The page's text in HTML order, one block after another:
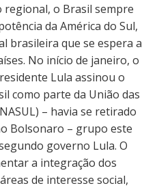
o Brasil sempre
da América do Sul,
brasileira que se espera a
No início de janeiro, o
Lula assinou o
como parte da União das
– havia se retirado
Bolsonaro – grupo este
governo Lula. O
a integração dos
de interesse social,